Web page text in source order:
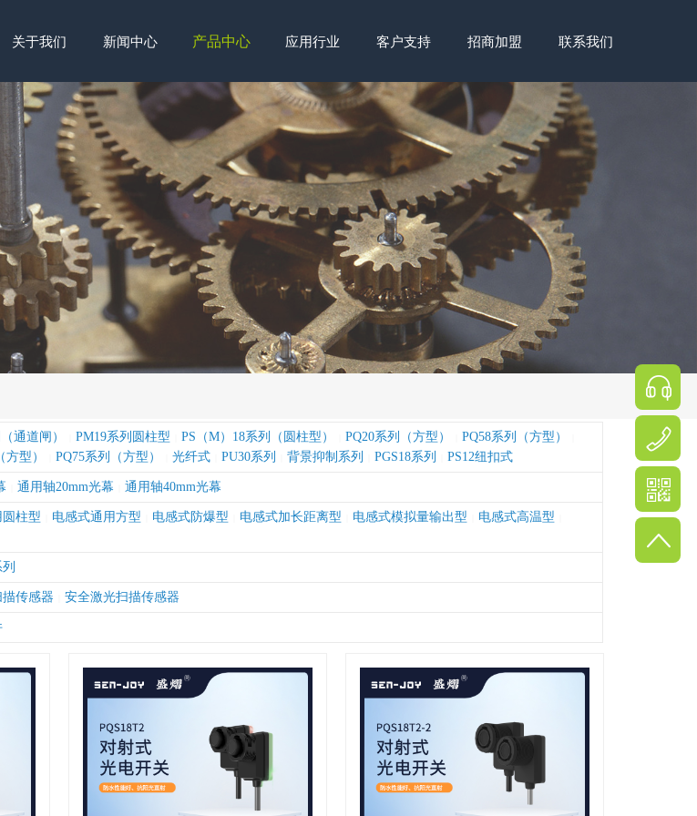
通道闸） PM19系列圆柱型 PS（M）18系列（圆柱型） PQ20系列（方型） PQ58系列（方型）
方型） PQ75系列（方型） 光纤式 PU30系列 背景抑制系列 PGS18系列 PS12纽扣式
通用轴20mm光幕 通用轴40mm光幕
柱型 电感式通用方型 电感式防爆型 电感式加长距离型 电感式模拟量输出型 电感式高温型
传感器 安全激光扫描传感器
关于我们 新闻中心 产品中心 应用行业 客户支持 招商加盟 联系我们